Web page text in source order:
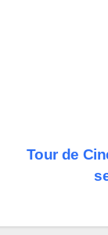
Tour de